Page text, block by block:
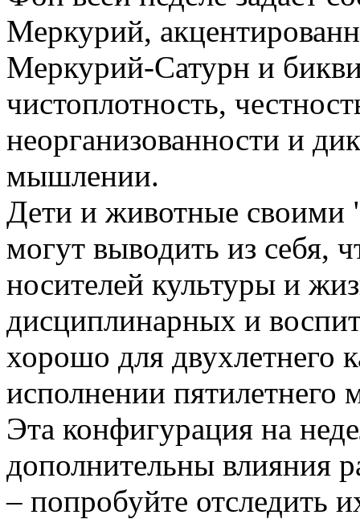
Меркурий,
Меркурий-Сатурн и
чистоплотность,
неорганизованности и
мышлении.
Дети и животные своими
могут выводить из себя,
носителей культуры и
дисциплинарных и
хорошо для двухлетнего
исполнении пятилетнего
Эта конфигурация на
дополнительны влияния
– попробуйте отследить